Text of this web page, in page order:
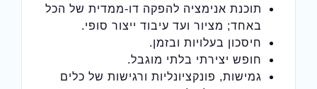
תוכנת אנימציה להפקה דו-ממדית של הכל
באחד; מציור ועד עיבוד ייצור סופי.
חיסכון בעלויות ובזמן.
חופש יצירתי בלתי מוגבל.
גמישות, פונקציונליות ורגישות של כלים